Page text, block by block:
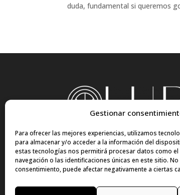
Gestionar
Para ofrecer las mejores experiencias, utilizamos
para almacenar y/o acceder a la información del
estas tecnologías nos permitirá procesar datos como
navegación o las identificaciones únicas en este sitio.
consentimiento, puede afectar negativamente a ciertas
duda, fundamental si queremos